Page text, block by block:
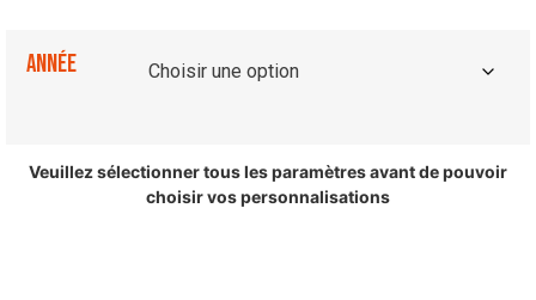
Année
Veuillez sélectionner tous les paramètres avant de pouvoir
choisir vos personnalisations